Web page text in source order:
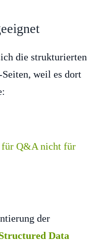
die strukturierten
weil es dort
der
Data